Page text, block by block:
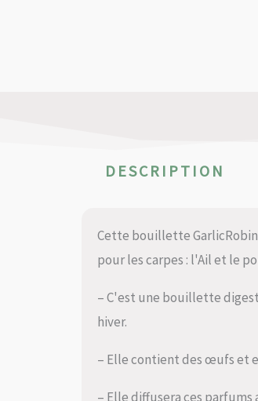
DESCRIPTION
Cette bouillette
pour les carpes : l'Ail et le
– C'est une bouillette
hiver.
– Elle contient des œufs et
– Elle diffusera ces